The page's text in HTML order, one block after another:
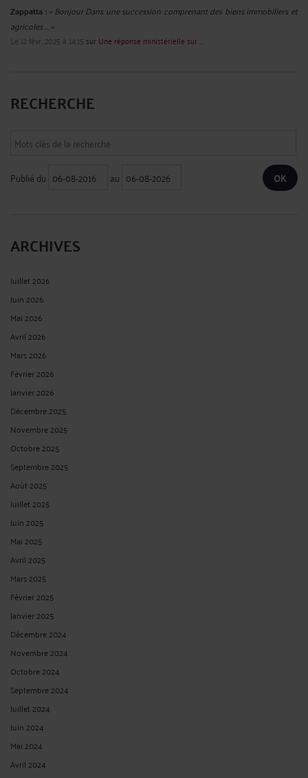
Zappatta : « Bonjour Dans une succession comprenant des biens immobiliers et
agricoles ... »
Le 12 févr. 2025 à 14:15 sur Une réponse ministérielle sur ...
RECHERCHE
Publié du au
ARCHIVES
Juillet 2026
Juin 2026
Mai 2026
Avril 2026
Mars 2026
Février 2026
Janvier 2026
Décembre 2025
Novembre 2025
Octobre 2025
Septembre 2025
Août 2025
Juillet 2025
Juin 2025
Mai 2025
Avril 2025
Mars 2025
Février 2025
Janvier 2025
Décembre 2024
Novembre 2024
Octobre 2024
Septembre 2024
Juillet 2024
Juin 2024
Mai 2024
Avril 2024